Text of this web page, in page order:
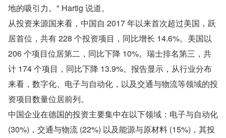
地的吸引力。" Hartig 说道。
从投资来源国来看，中国自 2017 年以来首次超过美国，跃
居首位，共有 228 个投资项目，同比增长 14.6%。美国以
206 个项目位居第二，同比下降 10%。瑞士排名第三，共
计 174 个项目，同比下降 13.9%。报告显示，从行业分布
来看，数字化、电子与自动化，以及交通与物流等领域的投
资项目数量位居前列。
中国企业在德国的投资主要集中在以下领域：电子与自动化
(30%)，交通与物流 (22%) 以及能源与原材料 (15%)，其投